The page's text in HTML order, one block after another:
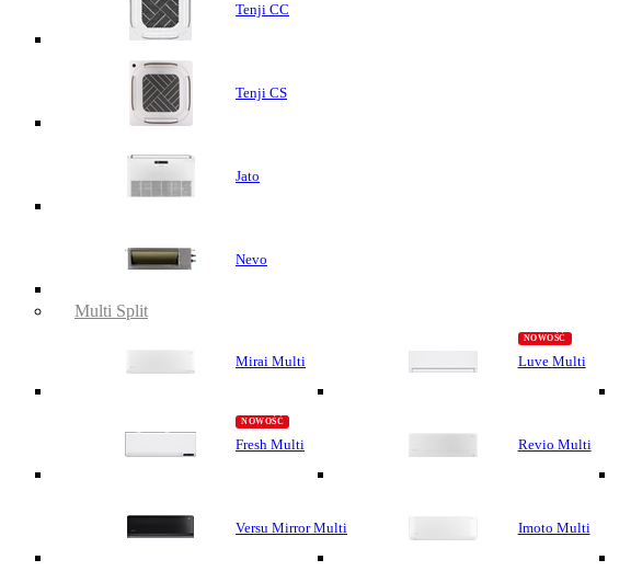
Tenji CC
Tenji CS
Jato
Nevo
Multi Split
Mirai Multi
Fresh Multi
Versu Mirror Multi
Luve Multi
Revio Multi
Imoto Multi